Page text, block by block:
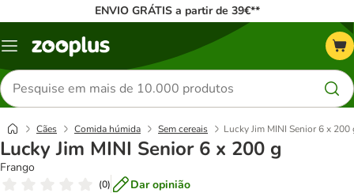
ENVIO GRÁTIS a partir de 39€**
Menu
Pesquisar
produtos
Cães Comida húmida Sem cereais Lucky Jim MINI Senior 6 x 200
Lucky Jim MINI Senior 6 x 200 g
Frango
(0) Dar opinião